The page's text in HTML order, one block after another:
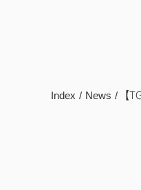
Index / News / 【